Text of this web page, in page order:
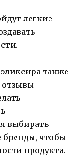
легкие
также
отзывы
выбирать
бренды, чтобы
продукта.